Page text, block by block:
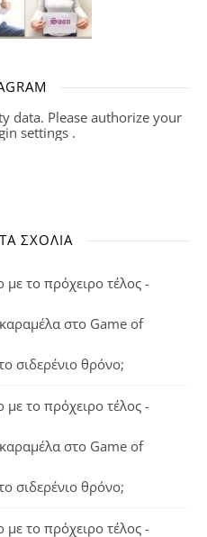
data. Please authorize your
settings .
ΣΧΌΛΙΑ
το πρόχειρο τέλος -
στο Game of
σιδερένιο θρόνο;
το πρόχειρο τέλος -
στο Game of
σιδερένιο θρόνο;
το πρόχειρο τέλος -